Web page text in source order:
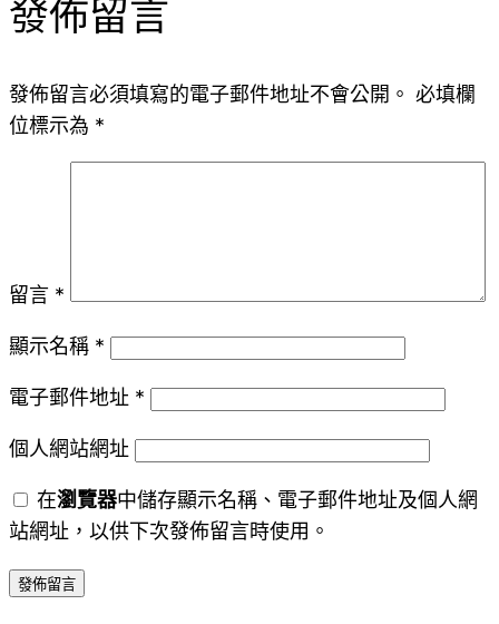
發佈留言
發佈留言必須填寫的電子郵件地址不會公開。 必填欄
位標示為 *
留言 *
顯示名稱 *
電子郵件地址 *
個人網站網址
在瀏覽器中儲存顯示名稱、電子郵件地址及個人網
站網址，以供下次發佈留言時使用。